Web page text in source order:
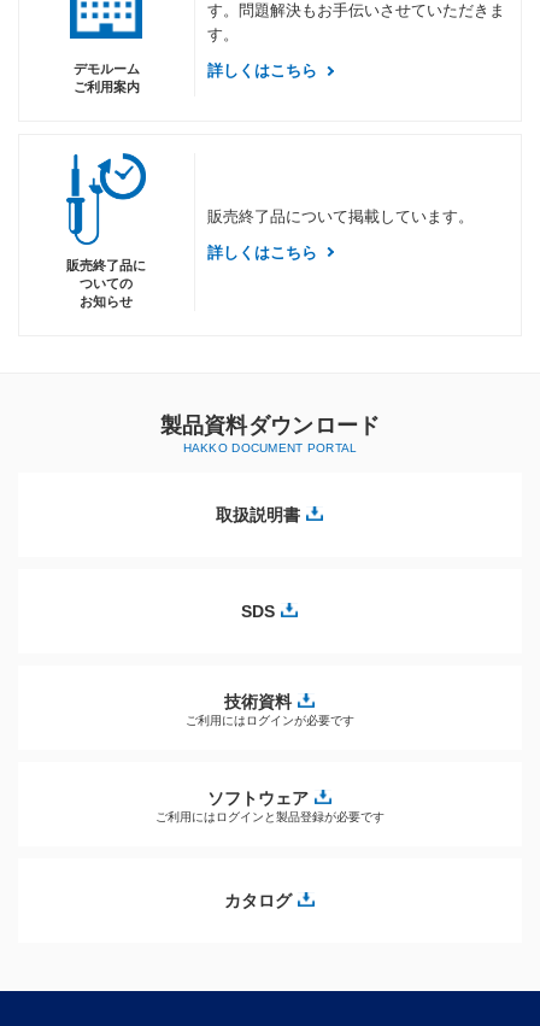
デモルーム
ご利用案内
す。問題解決もお手伝いさせていただきま
す。
詳しくはこちら
販売終了品に
ついての
お知らせ
販売終了品について掲載しています。
詳しくはこちら
製品資料ダウンロード
取扱説明書
SDS
技術資料
ご利用にはログインが必要です
ソフトウェア
ご利用にはログインと製品登録が必要です
カタログ